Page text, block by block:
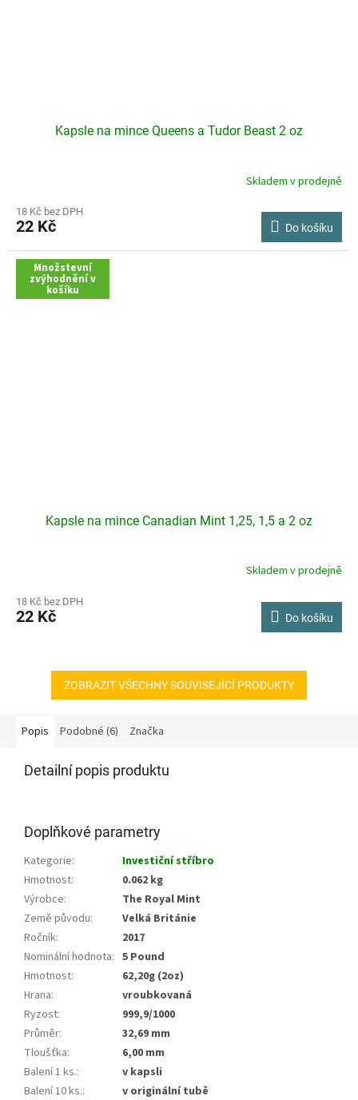
Kapsle na mince Queens a Tudor Beast 2 oz
Skladem v prodejně
18 Kč bez DPH
22 Kč Do košíku
Množstevní
zvýhodnění v
košíku
Kapsle na mince Canadian Mint 1,25, 1,5 a 2 oz
Skladem v prodejně
18 Kč bez DPH
22 Kč Do košíku
ZOBRAZIT VŠECHNY SOUVISEJÍCÍ PRODUKTY
Popis Podobné (6) Značka
Detailní popis produktu
Doplňkové parametry
Kategorie:
Investiční stříbro
Hmotnost:
0.062 kg
Výrobce:
The Royal Mint
Země původu:
Velká Británie
Ročník:
2017
Nominální hodnota: 5 Pound
Hmotnost:
62,20g (2oz)
Hrana:
vroubkovaná
Ryzost:
999,9/1000
Průměr:
32,69 mm
Tloušťka:
6,00 mm
Balení 1 ks.:
v kapsli
Balení 10 ks.: v originální tubě